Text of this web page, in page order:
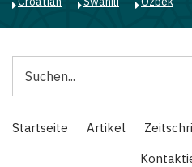
Main
navigation
Startseite Artikel